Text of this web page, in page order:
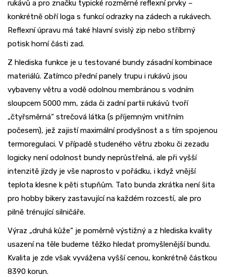
rukávů a pro značku typické rozměrné reflexní prvky –
konkrétně obří loga s funkcí odrazky na zádech a rukávech.
Reflexní úpravu má také hlavní svislý zip nebo stříbrný
potisk horní části zad.
Z hlediska funkce je u testované bundy zásadní kombinace
materiálů. Zatímco přední panely trupu i rukávů jsou
vybaveny větru a vodě odolnou membránou s vodním
sloupcem 5000 mm, záda či zadní partii rukávů tvoří
„čtyřsměrná“ strečová látka (s příjemným vnitřním
počesem), jež zajistí maximální prodyšnost a s tím spojenou
termoregulaci. V případě studeného větru zboku či zezadu
logicky není odolnost bundy neprůstřelná, ale při vyšší
intenzitě jízdy je vše naprosto v pořádku, i když vnější
teplota klesne k pěti stupňům. Tato bunda zkrátka není šita
pro hobby bikery zastavující na každém rozcestí, ale pro
pilně trénující silničáře.
Výraz „druhá kůže“ je poměrně výstižný a z hlediska kvality
usazení na těle budeme těžko hledat promyšlenější bundu.
Kvalita je zde však vyvážena vyšší cenou, konkrétně částkou
8390 korun.